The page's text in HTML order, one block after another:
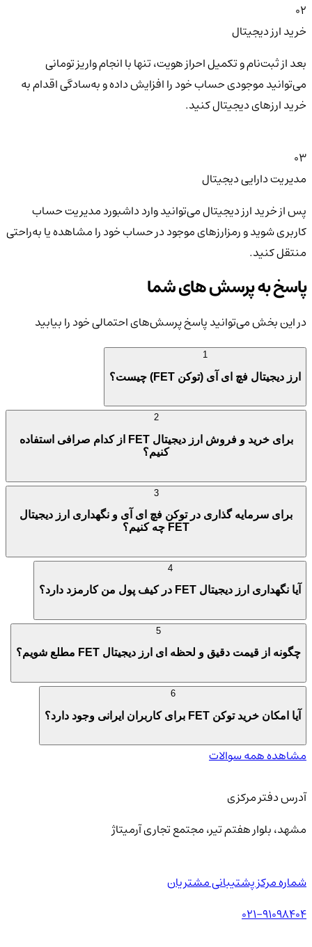
02
خرید ارز دیجیتال
بعد از ثبت‌نام و تکمیل احراز هویت، تنها با انجام واریز تومانی
می‌توانید موجودی حساب خود را افزایش داده و به‌سادگی اقدام به
خرید ارزهای دیجیتال کنید.
03
مدیریت دارایی دیجیتال
پس از خرید ارز دیجیتال می‌توانید وارد داشبورد مدیریت حساب
کاربری شوید و رمزارزهای موجود در حساب خود را مشاهده یا به‌راحتی
منتقل کنید.
پاسخ به پرسش های شما
در این بخش می‌توانید پاسخ پرسش‌های احتمالی خود را بیابید
ارز دیجیتال فچ ای‌ آی (توکن FET) چیست؟
برای خرید و فروش ارز دیجیتال FET از کدام صرافی استفاده
کنیم؟
برای سرمایه گذاری در توکن فچ ای‌ آی و نگهداری ارز دیجیتال
FET چه کنیم؟
آیا نگهداری ارز دیجیتال FET در کیف پول من کارمزد دارد؟
چگونه از قیمت دقیق و لحظه ای ارز دیجیتال FET مطلع شویم؟
آیا امکان خرید توکن FET برای کاربران ایرانی وجود دارد؟
مشاهده همه سوالات
آدرس دفتر مرکزی
مشهد، بلوار هفتم تیر، مجتمع تجاری آرمیتاژ
شماره مرکز پشتیبانی مشتریان
021-91098404